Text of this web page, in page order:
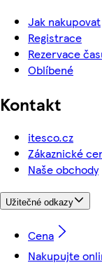
Jak nakupovat
Registrace
Rezervace
Oblíbené
Kontakt
itesco.cz
Zákaznické
Naše obchody
Užitečné odkazy
Cena
Nakupujte